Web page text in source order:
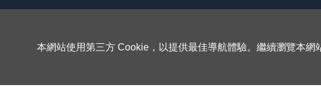
本網站使用第三方 Cookie，以提供最佳導航體驗。繼續瀏覽本網